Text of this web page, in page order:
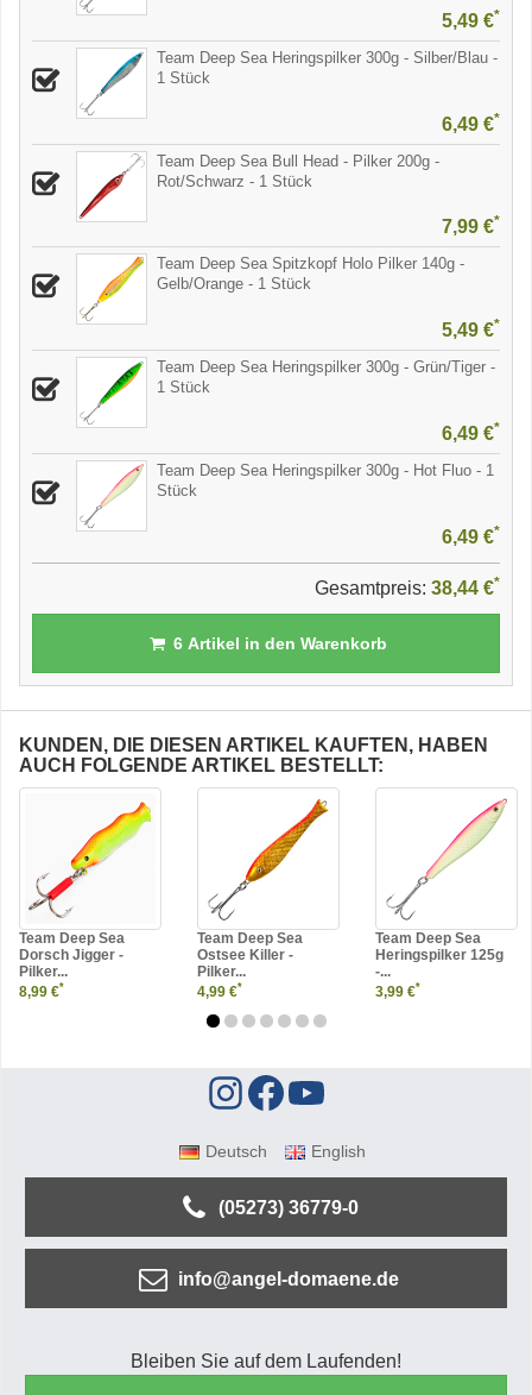
5,49 €*
Team Deep Sea Heringspilker 300g - Silber/Blau -
1 Stück
6,49 €*
Team Deep Sea Bull Head - Pilker 200g -
Rot/Schwarz - 1 Stück
7,99 €*
Team Deep Sea Spitzkopf Holo Pilker 140g -
Gelb/Orange - 1 Stück
5,49 €*
Team Deep Sea Heringspilker 300g - Grün/Tiger -
1 Stück
6,49 €*
Team Deep Sea Heringspilker 300g - Hot Fluo - 1
Stück
6,49 €*
Gesamtpreis: 38,44 €*
6Artikel in den Warenkorb
KUNDEN, DIE DIESEN ARTIKEL KAUFTEN, HABEN
AUCH FOLGENDE ARTIKEL BESTELLT:
Team Deep Sea
Dorsch Jigger -
Pilker...
8,99 €*
Team Deep Sea
Ostsee Killer -
Pilker...
4,99 €*
Team Deep Sea
Heringspilker 125g
-...
3,99 €*
Deutsch English
(05273) 36779-0
info@angel-domaene.de
Bleiben Sie auf dem Laufenden!